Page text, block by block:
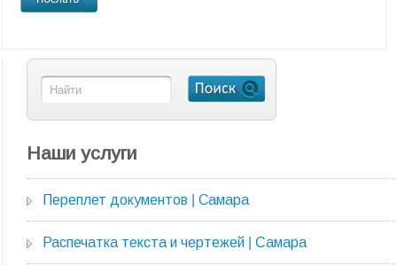
Наши услуги
Переплет документов | Самара
Распечатка текста и чертежей | Cамара